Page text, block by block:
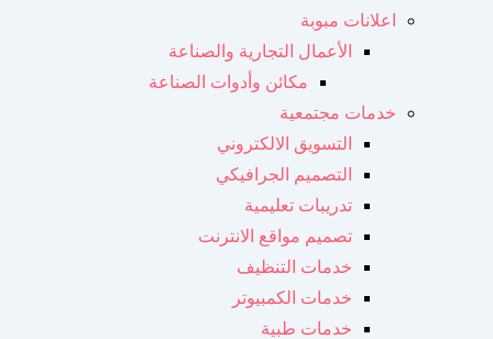
اعلانات مبوبة
الأعمال التجارية والصناعة
مكائن ​​وأدوات الصناعة
خدمات مجتمعية
التسويق الالكتروني
التصميم الجرافيكي
تدريبات تعليمية
تصميم مواقع الانترنت
خدمات التنظيف
خدمات الكمبيوتر
خدمات طبية